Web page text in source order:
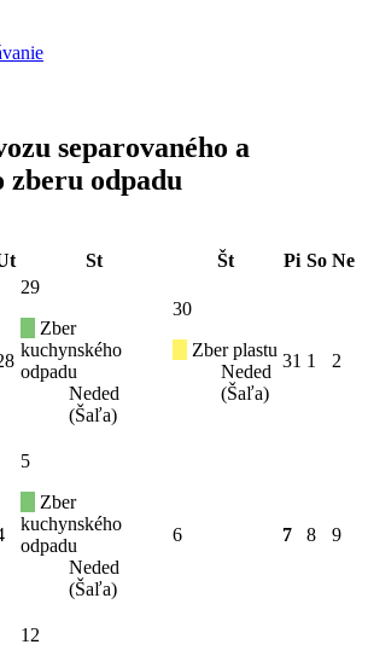
separovaného a
zberu odpadu
St Št Pi So Ne
29
Zber
kuchynského
odpadu
Neded
(Šaľa)
30
Zber plastu
Neded
(Šaľa)
31 1 2
5
Zber
kuchynského
odpadu
Neded
(Šaľa)
6 7 8 9
12